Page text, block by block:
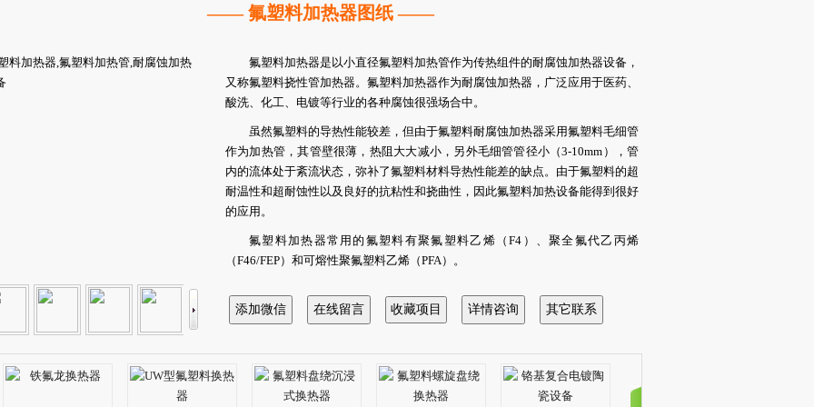
—— 氟塑料加热器图纸 ——
氟塑料加热器是以小直径氟塑料加热管作为传热组件的耐腐蚀加热器设备，
又称氟塑料挠性管加热器。氟塑料加热器作为耐腐蚀加热器，广泛应用于医药、
酸洗、 化工、电镀等行业的各种腐蚀很强场合中。
虽然氟塑料的导热性能较差，但由于氟塑料耐腐蚀加热器采用氟塑料毛细管
作为加热管，其管壁很薄，热阻大大减小，另外毛细管管径小（3-10mm），管
内的流体处于紊流状态，弥补了氟塑料材料导热性能差的缺点。由于氟塑料的超
耐温性和超耐蚀性以及良好的抗粘性和挠曲性，因此氟塑料加热设备能得到很好
的应用。
氟塑料加热器常用的氟塑料有聚氟塑料乙烯（F4）、聚全氟代乙丙烯
（F46/FEP）和可熔性聚氟塑料乙烯（PFA）。
氟塑料加热器是定制产品。我公司技术人员需根据客户的使用场合、物料特
细管管径、进出口径以及加热器的型状等
氟塑料加热器包括氟塑料沉浸式加热器和氟塑料管壳式加热器，沉浸式是浸